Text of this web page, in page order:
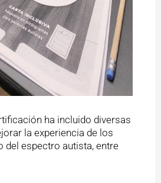
ha incluido diversas
la experiencia de los
del espectro autista, entre